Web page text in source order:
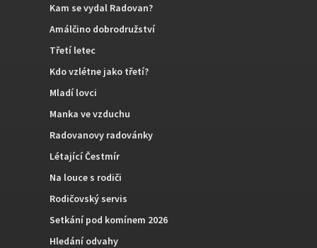
Kam se vydal Radovan?
Amálčino dobrodružství
Třetí letec
Kdo vzlétne jako třetí?
Mladí lovci
Manka ve vzduchu
Radovanovy radovánky
Létající Čestmír
Na louce s rodiči
Rodičovský servis
Setkání pod komínem 2026
Hledání odvahy